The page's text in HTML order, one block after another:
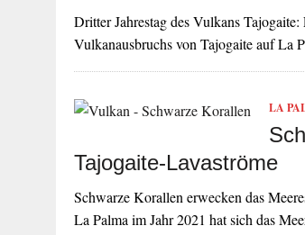
Dritter Jahrestag des Vulkans
Vulkanausbruchs von Tajogaite auf La
LA
Tajogaite-Lavaströme
Schwarze Korallen erwecken das
La Palma im Jahr 2021 hat sich das